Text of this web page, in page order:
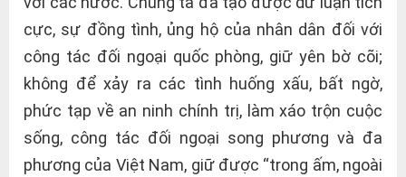
cực, sự đồng tình, ủng hộ của nhân dân đối với
công tác đối ngoại quốc phòng, giữ yên bờ cõi;
không để xảy ra các tình huống xấu, bất ngờ,
phức tạp về an ninh chính trị, làm xáo trộn cuộc
sống, công tác đối ngoại song phương và đa
phương của Việt Nam, giữ được “trong ấm, ngoài